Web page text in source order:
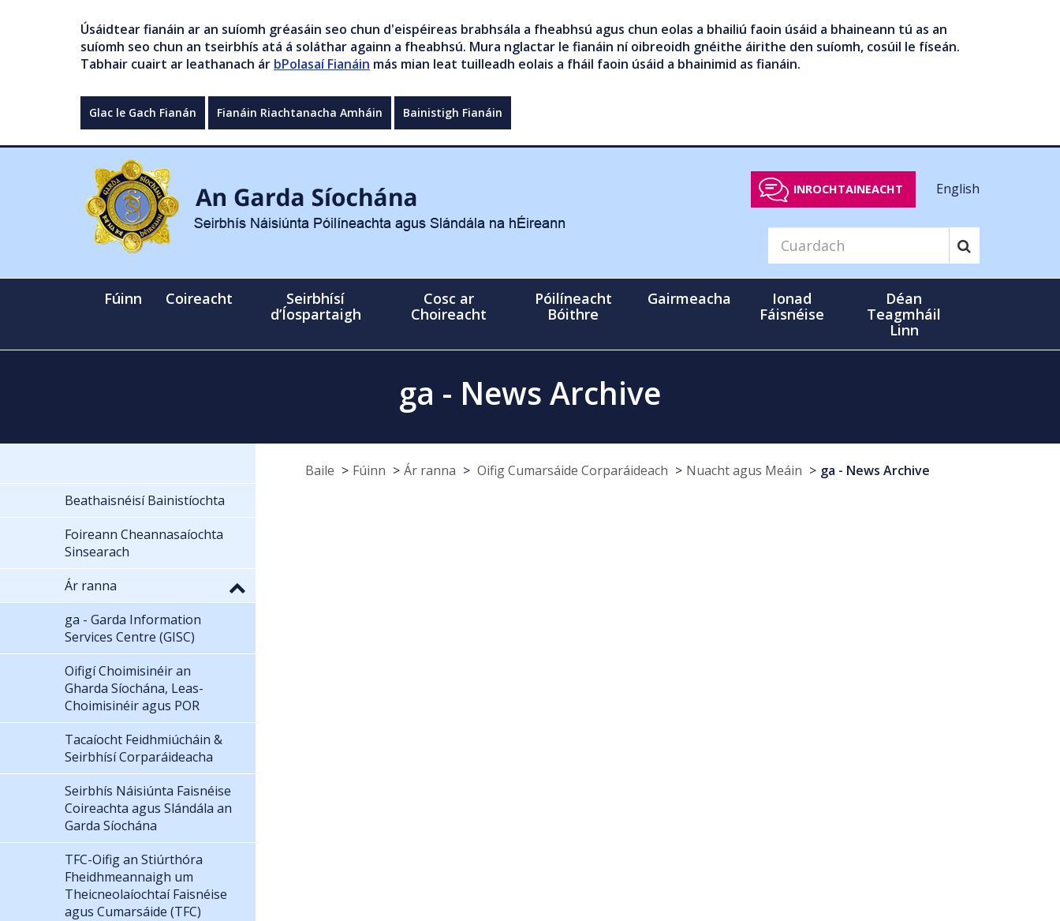
Úsáidtear fianáin ar an suíomh gréasáin seo chun d'eispéireas brabhsála a fheabhsú agus chun eolas a bhailiú faoin úsáid a bhaineann tú as an
suíomh seo chun an tseirbhís atá á soláthar againn a fheabhsú. Mura nglactar le fianáin ní oibreoidh gnéithe áirithe den suíomh, cosúil le físeán.
Tabhair cuairt ar leathanach ár bPolasaí Fianáin más mian leat tuilleadh eolais a fháil faoin úsáid a bhainimid as fianáin.
Glac le Gach Fianán Fianáin Riachtanacha Amháin Bainistigh Fianáin
INROCHTAINEACHT English
Fúinn Coireacht
Seirbhísí
d’Íospartaigh
Cosc ar
Choireacht
Póilíneacht
Bóithre
Gairmeacha
Ionad
Fáisnéise
Déan
Teagmháil
Linn
ga - News Archive
Baile Fúinn Ár ranna Oifig Cumarsáide Corparáideach Nuacht agus Meáin
ga - News Archive
Beathaisnéisí Bainistíochta
Foireann Cheannasaíochta
Sinsearach
Ár ranna
ga - Garda Information
Services Centre (GISC)
Oifigí Choimisinéir an
Gharda Síochána, Leas-
Choimisinéir agus POR
Tacaíocht Feidhmiúcháin &
Seirbhísí Corparáideacha
Seirbhís Náisiúnta Faisnéise
Coireachta agus Slándála an
Garda Síochána
TFC-Oifig an Stiúrthóra
Fheidhmeannaigh um
Theicneolaíochtaí Faisnéise
agus Cumarsáide (TFC)